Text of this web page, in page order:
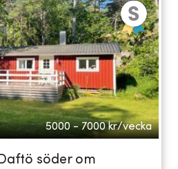
5000 - 7000 kr/vecka
söder om